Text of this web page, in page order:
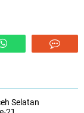
Selatan